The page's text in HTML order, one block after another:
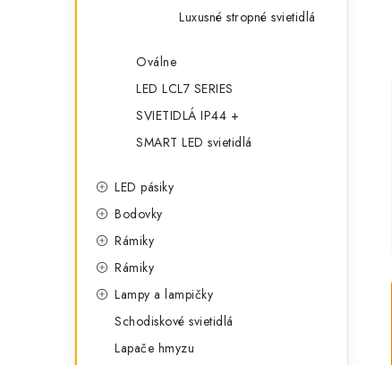
Luxusné stropné svietidlá
Oválne
LED LCL7 SERIES
SVIETIDLÁ IP44 +
SMART LED svietidlá
LED pásiky
Bodovky
Rámiky
Rámiky
Lampy a lampičky
Schodiskové svietidlá
Lapače hmyzu